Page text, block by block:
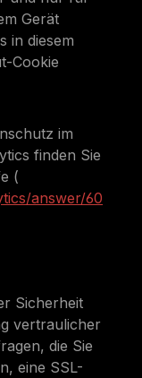
Gerät
in diesem
Cookie
im
finden Sie
(
answer/60
Sicherheit
vertraulicher
die Sie
eine SSL-